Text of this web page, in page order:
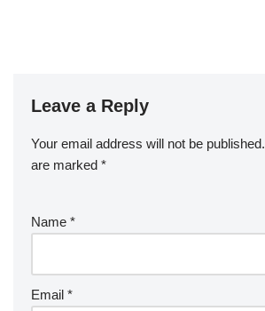
Leave a Reply
Your email address will not be published.
are marked *
Name *
Email *